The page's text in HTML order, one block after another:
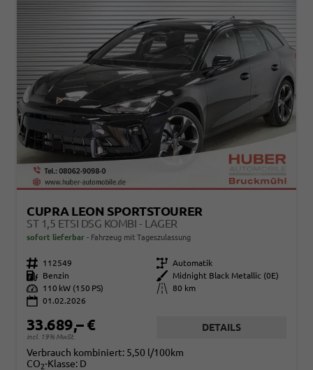
CUPRA LEON SPORTSTOURER
ST 1,5 ETSI DSG KOMBI - LAGER
sofort lieferbar Fahrzeug mit Tageszulassung
Fahrzeugnr. 112549 Getriebe Automatik
Kraftstoff
Benzin Außenfarbe
Midnight Black Metallic (0E)
Leistung
110 kW (150 PS) Kilometerstand
80 km
01.02.2026
33.689,– €
incl. 19% MwSt.
DETAILS
Verbrauch kombiniert: 5,50 l/100km
CO2-Klasse: D